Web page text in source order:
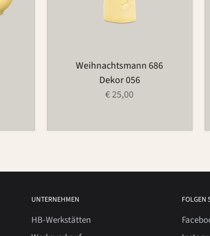
Weihnachtsmann 686
Dekor 056
€ 25,00
UNTERNEHMEN
HB-Werkstätten
FOLGEN